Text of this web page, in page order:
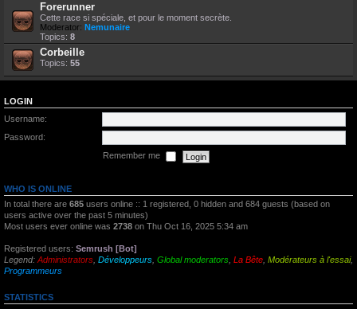
Forerunner
Cette race si spéciale, et pour le moment secrète.
Moderator: Nemunaire
Topics: 8
Corbeille
Topics: 55
LOGIN
Username:
Password:
Remember me
WHO IS ONLINE
In total there are 685 users online :: 1 registered, 0 hidden and 684 guests (based on
users active over the past 5 minutes)
Most users ever online was 2738 on Thu Oct 16, 2025 5:34 am
Registered users: Semrush [Bot]
Legend: Administrators Développeurs Global moderators La Bête Modérateurs à l'essai,
Programmeurs
STATISTICS